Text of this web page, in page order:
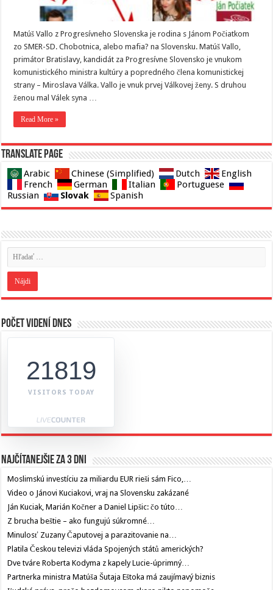
Matúš Vallo z Progresívneho Slovenska je rodina s Jánom Počiatkom
zo SMER-SD. Chobotnica, alebo mafia? na Slovensku. Matúš Vallo,
primátor Bratislavy, kandidát za Progresívne Slovensko je vnukom
komunistického ministra kultúry a popredného člena komunistickej
strany – Miroslava Válka. Vallo je vnuk prvej Válkovej ženy. S druhou
ženou mal Válek syna …
Read More »
Translate page
Arabic Chinese (Simplified) Dutch
English
French
German Italian
Portuguese
Russian
Slovak Spanish
Počet videní dnes
21819
VISITORS TODAY
Najčítanejšie za 3 dni
Moslimskú investíciu za miliardu EUR rieši sám Fico,…
Video o Jánovi Kuciakovi, vraj na Slovensku zakázané
Ján Kuciak, Marián Kočner a Daniel Lipšic: čo túto…
Z brucha beštie – ako fungujú súkromné…
Minulosť Zuzany Čaputovej a parazitovanie na…
Platila Českou televizi vláda Spojených států amerických?
Dve tváre Roberta Kodyma z kapely Lucie-úprimný…
Partnerka ministra Matúša Šutaja Eštoka má zaujímavý biznis